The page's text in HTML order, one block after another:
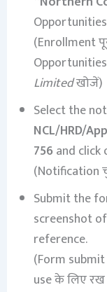
(Enrollment
Limitedखोजें)
Select the
NCL/HRD/
756 and click
(Notification
Submit the
screenshot
reference.
(Form
use के लिए